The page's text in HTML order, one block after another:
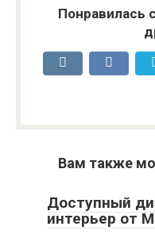
Понравилась
Вам также
Доступный
интерьер от